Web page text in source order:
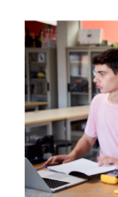
experiência